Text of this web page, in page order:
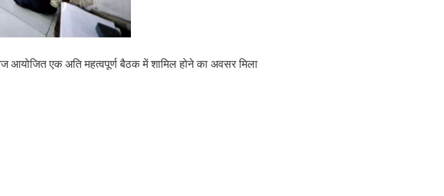
आयोजित एक अति महत्वपूर्ण बैठक में शामिल होने का अवसर मिला